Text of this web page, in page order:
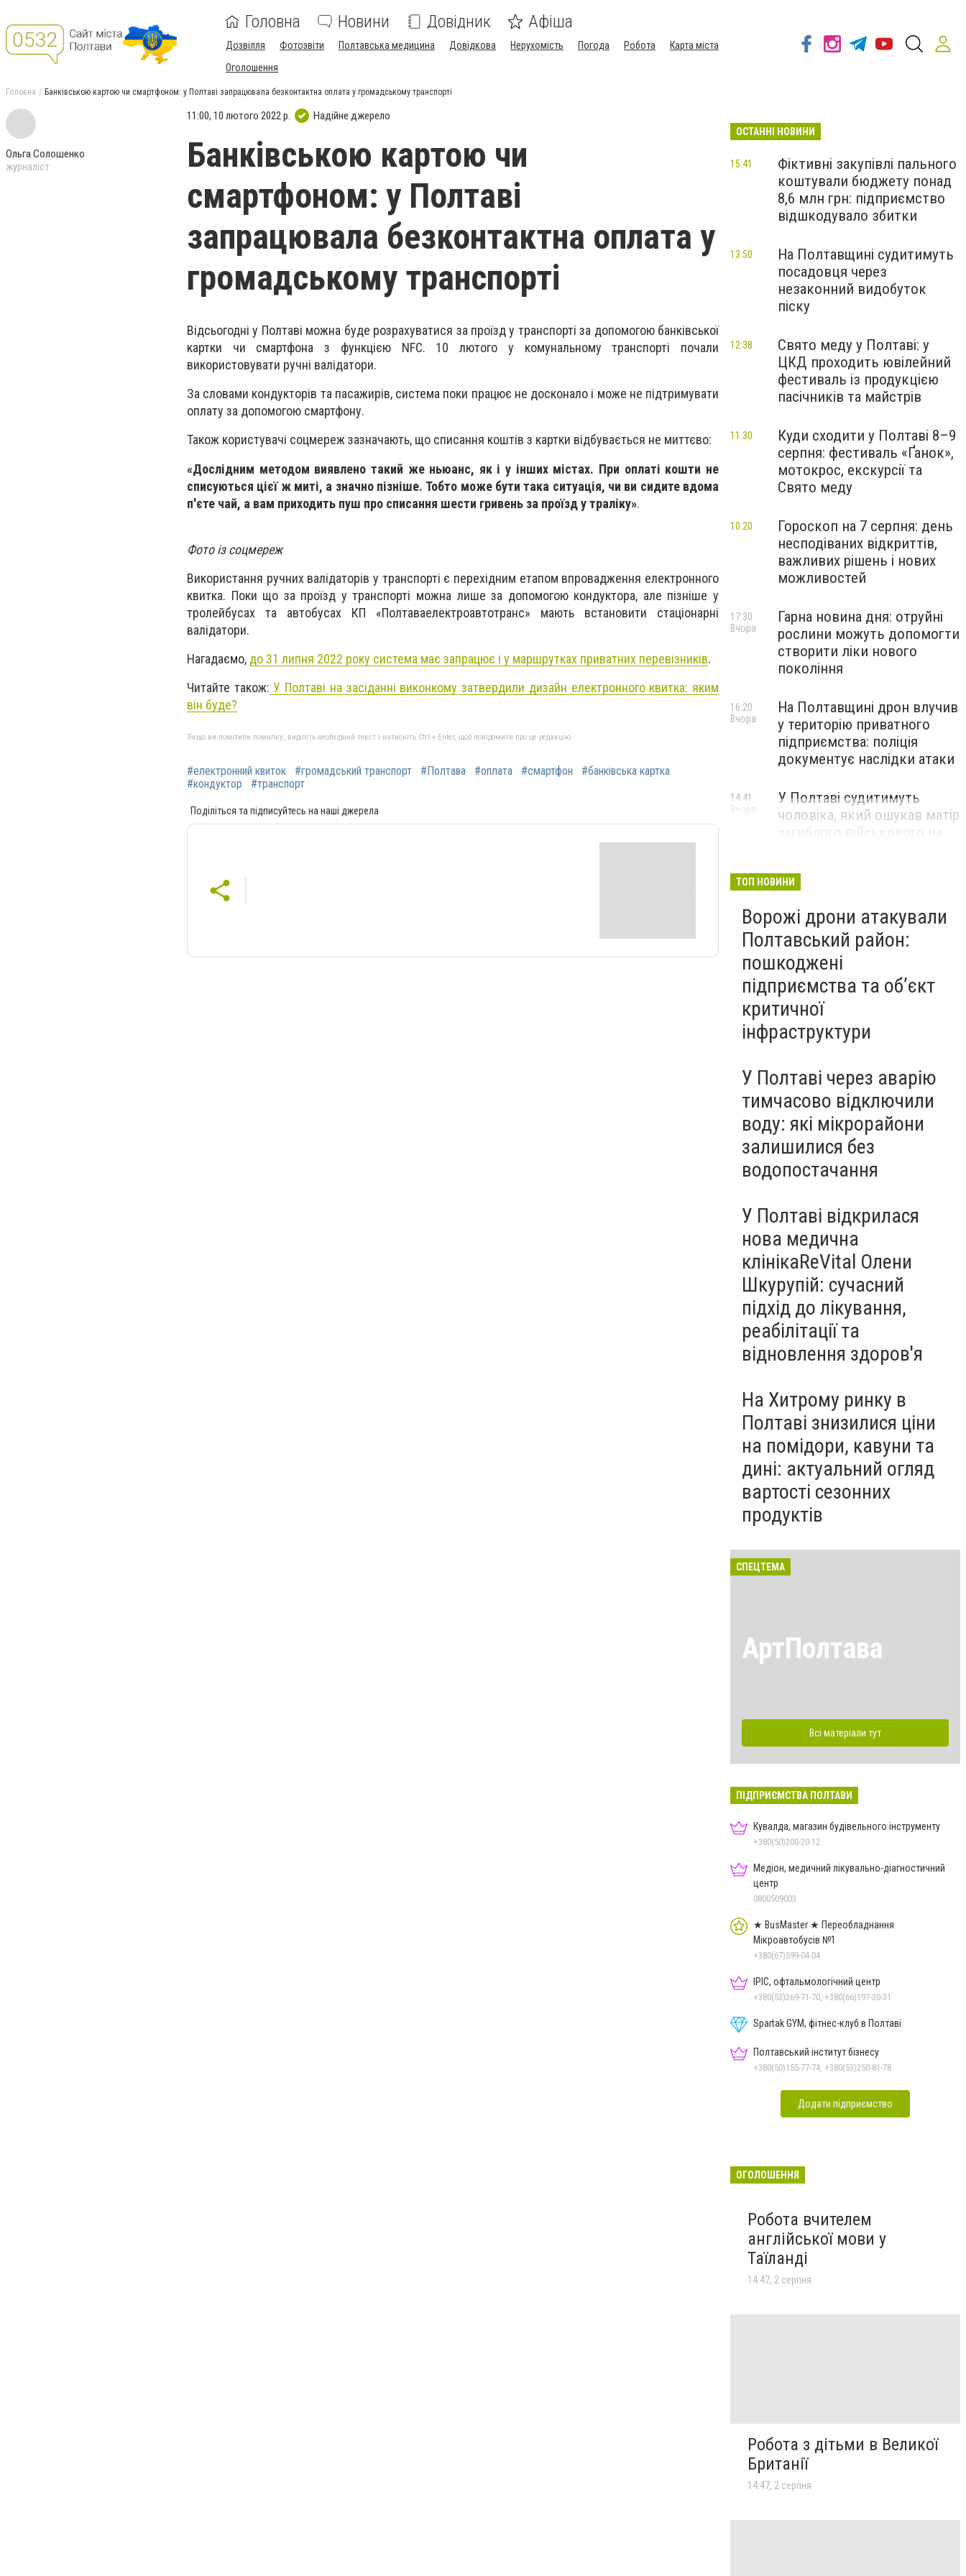
Головна Новини Довідник Афіша
Дозвілля Фотозвіти Полтавська медицина Довідкова Нерухомість Погода Робота
Карта міста
Оголошення
Головна Банківською картою чи смартфоном: у Полтаві запрацювала безконтактна оплата у громадському транспорті
Ольга Солошенко
журналіст
11:00, 10 лютого 2022 р. Надійне джерело
Банківською картою чи
смартфоном: у Полтаві
запрацювала безконтактна оплата у
громадському транспорті
Відсьогодні у Полтаві можна буде розрахуватися за проїзд у транспорті за допомогою банківської
картки чи смартфона з функцією NFC. 10 лютого у комунальному транспорті почали
використовувати ручні валідатори.
За словами кондукторів та пасажирів, система поки працює не досконало і може не підтримувати
оплату за допомогою смартфону.
Також користувачі соцмереж зазначають, що списання коштів з картки відбувається не миттєво:
«Дослідним методом виявлено такий же ньюанс, як і у інших містах. При оплаті кошти не
списуються цієї ж миті, а значно пізніше. Тобто може бути така ситуація, чи ви сидите вдома
п'єте чай, а вам приходить пуш про списання шести гривень за проїзд у траліку».
Фото із соцмереж
Використання ручних валідаторів у транспорті є перехідним етапом впровадження електронного
квитка. Поки що за проїзд у транспорті можна лише за допомогою кондуктора, але пізніше у
тролейбусах та автобусах КП «Полтаваелектроавтотранс» мають встановити стаціонарні
валідатори.
Нагадаємо, до 31 липня 2022 року система має запрацює і у маршрутках приватних перевізників.
Читайте також: У Полтаві на засіданні виконкому затвердили дизайн електронного квитка: яким
він буде?
Якщо ви помітили помилку, виділіть необхідний текст і натисніть Ctrl + Enter, щоб повідомити про це редакцію
#електронний квиток #громадський транспорт #Полтава #оплата #смартфон
#банківська картка
#кондуктор
#транспорт
Поділіться та підписуйтесь на наші джерела
ОСТАННІ НОВИНИ
Фіктивні закупівлі пального
коштували бюджету понад
8,6 млн грн: підприємство
відшкодувало збитки
15:41
На Полтавщині судитимуть
посадовця через
незаконний видобуток
піску
13:50
Свято меду у Полтаві: у
ЦКД проходить ювілейний
фестиваль із продукцією
пасічників та майстрів
12:38
Куди сходити у Полтаві 8–9
серпня: фестиваль «Ґанок»,
мотокрос, екскурсії та
Свято меду
11:30
Гороскоп на 7 серпня: день
несподіваних відкриттів,
важливих рішень і нових
можливостей
10:20
Гарна новина дня: отруйні
рослини можуть допомогти
створити ліки нового
покоління
17:30
Вчора
На Полтавщині дрон влучив
у територію приватного
підприємства: поліція
документує наслідки атаки
16:20
Вчора
У Полтаві судитимуть
чоловіка, який ошукав матір
загиблого військового на
14:41
Вчора
ТОП НОВИНИ
Ворожі дрони атакували
Полтавський район:
пошкоджені
підприємства та об’єкт
критичної
інфраструктури
У Полтаві через аварію
тимчасово відключили
воду: які мікрорайони
залишилися без
водопостачання
У Полтаві відкрилася
нова медична
клінікаReVital Олени
Шкурупій: сучасний
підхід до лікування,
реабілітації та
відновлення здоров'я
На Хитрому ринку в
Полтаві знизилися ціни
на помідори, кавуни та
дині: актуальний огляд
вартості сезонних
продуктів
СПЕЦТЕМА
АртПолтава
Всі матеріали тут
ПІДПРИЄМСТВА ПОЛТАВИ
Кувалда, магазин будівельного інструменту
+380(50)200-20-12
Медіон, медичний лікувально-діагностичний
центр
0800509003
★ BusMaster ★ Переобладнання
Мікроавтобусів №1
+380(67)599-04-04
ІРІС, офтальмологічний центр
+380(53)269-71-70, +380(66)197-30-31
Spartak GYM, фітнес-клуб в Полтаві
Полтавський інститут бізнесу
+380(50)155-77-74, +380(53)250-81-78
Додати підприємство
ОГОЛОШЕННЯ
Робота вчителем
англійської мови у
Таїланді
14:47, 2 серпня
Робота з дітьми в Великої
Британії
14:47, 2 серпня